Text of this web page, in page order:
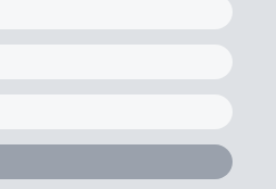
能な未来を考える６学科連携
究所
への支援
進路統計
者様へのご案内
Program受講生
イブズ
ック
リカWeeks
サステナビリティへの取り組み
ついて
ーク